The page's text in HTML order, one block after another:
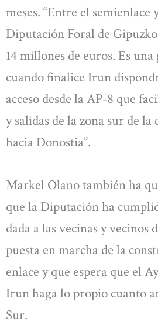
meses. “Entre el semienlace
Diputación Foral de
14 millones de euros. Es
cuando finalice Irun
acceso desde la AP-8 que
y salidas de la zona sur de la
hacia Donostia”.
Markel Olano también ha
que la Diputación ha
dada a las vecinas y vecinos
puesta en marcha de la
enlace y que espera que el
Irun haga lo propio cuanto
Sur.